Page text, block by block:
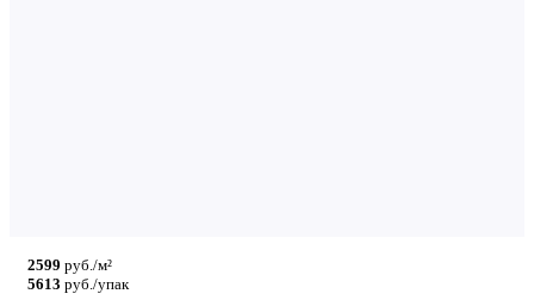
2599 руб./м²
5613 руб./упак